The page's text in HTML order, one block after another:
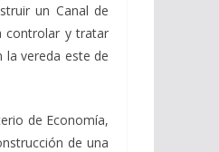
un Canal de
controlar y tratar
la vereda este de
de Economía,
de una